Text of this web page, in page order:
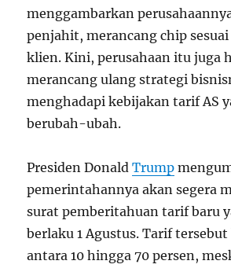
menggambarkan
penjahit, merancang chip
klien. Kini, perusahaan itu juga
merancang ulang strategi
menghadapi kebijakan tarif AS
berubah-ubah.
Presiden DonaldTrump
pemerintahannya akan segera
surat pemberitahuan tarif baru
berlaku 1 Agustus. Tarif
antara 10 hingga 70 persen,